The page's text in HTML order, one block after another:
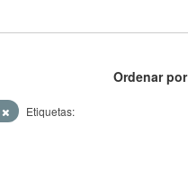
Ordenar por
Etiquetas: